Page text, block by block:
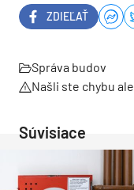
ZDIEĽAŤ
Správa budov
Našli ste chybu
Súvisiace